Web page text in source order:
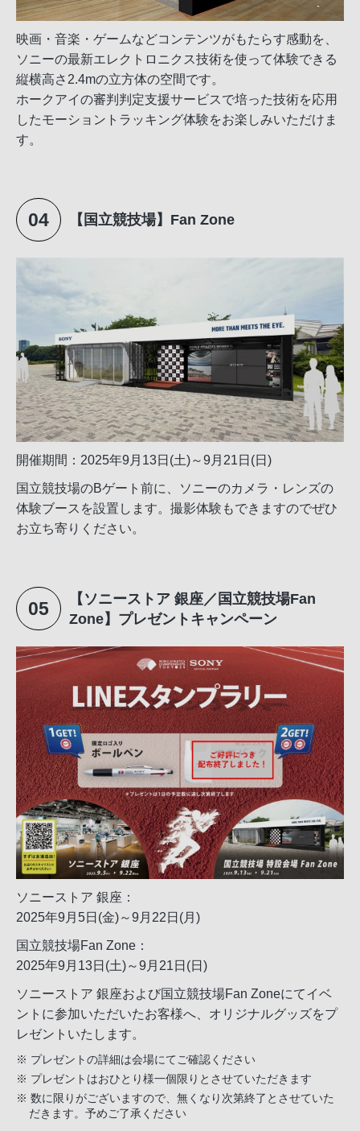
映画・音楽・ゲームなどコンテンツがもたらす感動を、
ソニーの最新エレクトロニクス技術を使って体験できる
縦横高さ2.4mの立方体の空間です。
ホークアイの審判判定支援サービスで培った技術を応用
したモーショントラッキング体験をお楽しみいただけま
す。
04 【国立競技場】Fan Zone
開催期間：2025年9月13日(土)～9月21日(日)
国立競技場のBゲート前に、ソニーのカメラ・レンズの
体験ブースを設置します。撮影体験もできますのでぜひ
お立ち寄りください。
05
【ソニーストア 銀座／国立競技場Fan
Zone】プレゼントキャンペーン
ソニーストア 銀座：
2025年9月5日(金)～9月22日(月)
国立競技場Fan Zone：
2025年9月13日(土)～9月21日(日)
ソニーストア 銀座および国立競技場Fan Zoneにてイベ
ントに参加いただいたお客様へ、オリジナルグッズをプ
レゼントいたします。
※ プレゼントの詳細は会場にてご確認ください
※ プレゼントはおひとり様一個限りとさせていただきます
※ 数に限りがございますので、無くなり次第終了とさせていた
だきます。予めご了承ください